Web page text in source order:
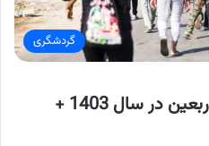
گردشگری
راهنمای مسیر پیاده روی اربعین در سال 1403 +